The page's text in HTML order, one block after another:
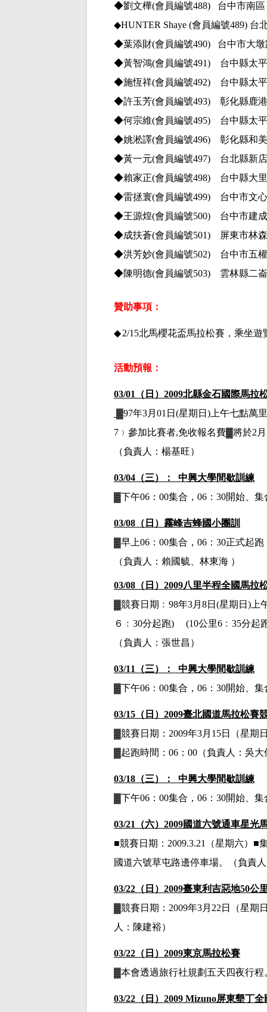
◆劉文樺(會員編號488) 台中市
◆HUNTER Shaye (會員編號489)
◆葉添財(會員編號490) 台中市大
◆黃智鴻(會員編號491) 台中縣太
◆施恆祥(會員編號492) 台中縣太
◆許玉芳(會員編號493) 彰化縣鹿
◆何宗維(會員編號495) 台中縣
◆姚淞譯(會員編號496) 彰化縣和
◆黃一元(會員編號497) 台北縣新
◆賴家正(會員編號498) 台中縣
◆雷拯寰(會員編號499) 台中市文
◆王源煌(會員編號500) 台中市建
◆成扶蒼(會員編號501) 屏東市林
◆洪芳妙(會員編號502) 台中市五
◆陳明德(會員編號503) 雲林縣二
贊助事項：
◆2/15北馬櫻花盃馬拉松賽，乘坐遊
活動預報：
03/01（日） 2009北縣金石國際馬拉
▓97年3月01日(星期日)上午七點萬
7﹚參加比賽者,免收報名費▓將於2
（負責人：楊基旺）
03/04（三）： 中興大學間歇訓練
▓下午06：00集合，06：30開始、
03/08（日）霧峰吉蜂國小團訓
▓早上06：00集合，06：30正式起
（負責人：賴國毓、林東海 ）
03/08（日）2009八里半程全國馬拉
▓競賽日期﹕ 98年3月8日(星期日)上
６﹕ 30分起跑) (10公里6﹕35分
（負責人：張世昌）
03/11（三）： 中興大學間歇訓練
▓下午06：00集合，06：30開始、
03/15（日）2009臺北國道馬拉松賽
▓競賽日期： 2009年3月15日
（星期
▓起跑時間： 06：00 （負責人：吳
03/18（三）： 中興大學間歇訓練
▓下午06：00集合，06：30開始、
03/21（六） 2009國道六號通車星光
■競賽日期： 2009.3.21
（星期六）■
國道六號草屯路邊停車場。 （負責
03/22（日） 2009臺東利吉惡地50公
▓競賽日期： 2009年3月 22 日（星期
人：陳建裕）
03/22（日） 2009東京馬拉松賽
▓本會透過旅行社規劃五天四夜行程
03/22（日）2009 Mizuno屏東墾丁